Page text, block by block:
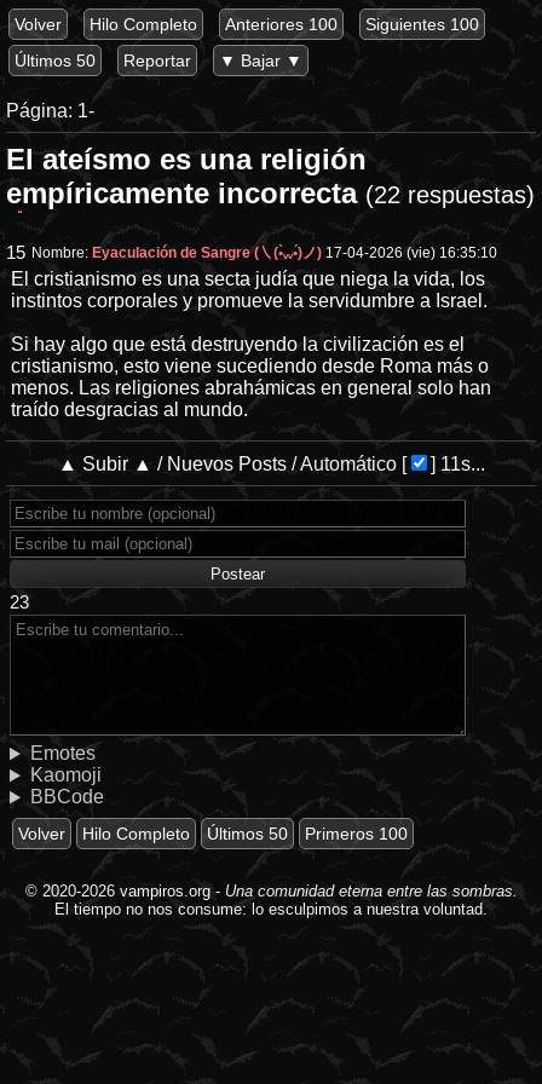
Volver Hilo Completo Anteriores 100
Siguientes 100
Últimos 50
Reportar ▼ Bajar ▼
Página: 1-
El ateísmo es una religión
empíricamente incorrecta (22 respuestas)
15 Nombre: Eyaculación de Sangre (㇏(•̀ᵥᵥ•́)ノ) 17-04-2026 (vie) 16:35:10
El cristianismo es una secta judía que niega la vida, los
instintos corporales y promueve la servidumbre a Israel.
Si hay algo que está destruyendo la civilización es el
cristianismo, esto viene sucediendo desde Roma más o
menos. Las religiones abrahámicas en general solo han
traído desgracias al mundo.
▲ Subir ▲ / Nuevos Posts/Automático[ ] 11s...
23
Emotes
Kaomoji
BBCode
Volver Hilo Completo Últimos 50 Primeros 100
© 2020-2026 vampiros.org- Una comunidad eterna entre las sombras.
El tiempo no nos consume: lo esculpimos a nuestra voluntad.